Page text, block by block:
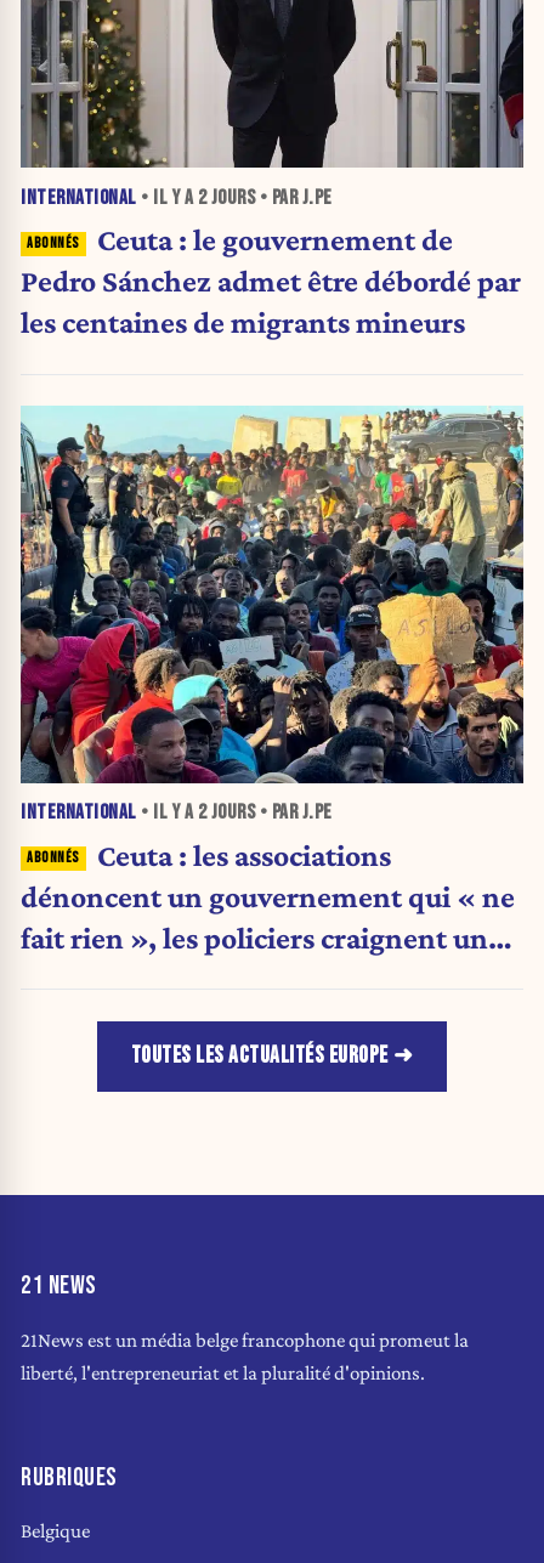
INTERNATIONAL • IL Y A 2 JOURS• PAR J.PE
Ceuta : le gouvernement de
Pedro Sánchez admet être débordé par
les centaines de migrants mineurs
INTERNATIONAL • IL Y A 2 JOURS• PAR J.PE
Ceuta : les associations
dénoncent un gouvernement qui « ne
fait rien », les policiers craignent une
TOUTES LES ACTUALITÉS EUROPE
21 NEWS
21News est un média belge francophone qui promeut la
liberté, l'entrepreneuriat et la pluralité d'opinions.
RUBRIQUES
Belgique